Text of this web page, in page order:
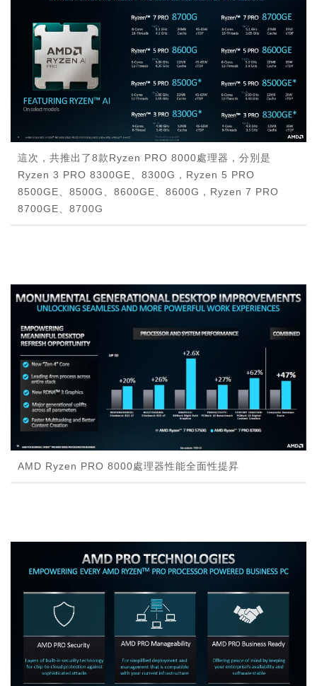
這次，共推出了8款Ryzen PRO 8000處理器，分別是
Ryzen 3 PRO 8300GE、8300G，Ryzen 5 PRO
8500GE、8500G、8600GE、8600G，Ryzen 7 PRO
8700GE、8700G
AMD Ryzen PRO 8000處理器性能全面性提昇